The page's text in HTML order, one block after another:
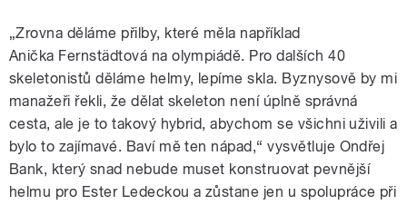
„Zrovna děláme přilby, které měla například
Anička Fernstädtová na olympiádě. Pro dalších 40
skeletonistů děláme helmy, lepíme skla. Byznysově by mi
manažeři řekli, že dělat skeleton není úplně správná
cesta, ale je to takový hybrid, abychom se všichni uživili a
bylo to zajímavé. Baví mě ten nápad,“vysvětluje Ondřej
Bank, který snad nebude muset konstruovat pevnější
helmu pro Ester Ledeckou a zůstane jen u spolupráce při